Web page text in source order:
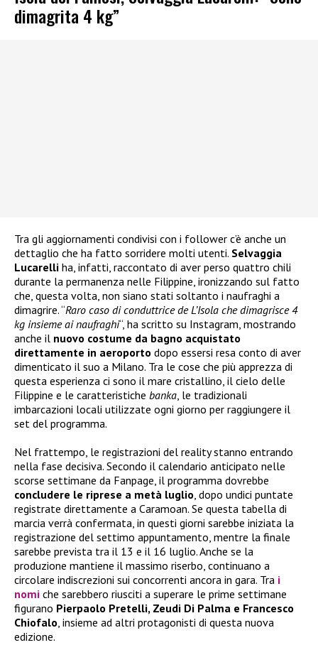
dimagrita 4 kg”
Tra gli aggiornamenti condivisi con i follower c’è anche un
dettaglio che ha fatto sorridere molti utenti. Selvaggia
Lucarelli ha, infatti, raccontato di aver perso quattro chili
durante la permanenza nelle Filippine, ironizzando sul fatto
che, questa volta, non siano stati soltanto i naufraghi a
dimagrire. “Raro caso di conduttrice de L’Isola che dimagrisce 4
kg insieme ai naufraghi“, ha scritto su Instagram, mostrando
anche il nuovo costume da bagno acquistato
direttamente in aeroporto dopo essersi resa conto di aver
dimenticato il suo a Milano. Tra le cose che più apprezza di
questa esperienza ci sono il mare cristallino, il cielo delle
Filippine e le caratteristiche banka, le tradizionali
imbarcazioni locali utilizzate ogni giorno per raggiungere il
set del programma.
Nel frattempo, le registrazioni del reality stanno entrando
nella fase decisiva. Secondo il calendario anticipato nelle
scorse settimane da Fanpage, il programma dovrebbe
concludere le riprese a metà luglio, dopo undici puntate
registrate direttamente a Caramoan. Se questa tabella di
marcia verrà confermata, in questi giorni sarebbe iniziata la
registrazione del settimo appuntamento, mentre la finale
sarebbe prevista tra il 13 e il 16 luglio. Anche se la
produzione mantiene il massimo riserbo, continuano a
circolare indiscrezioni sui concorrenti ancora in gara. Tra i
nomi che sarebbero riusciti a superare le prime settimane
figurano Pierpaolo Pretelli, Zeudi Di Palma e Francesco
Chiofalo, insieme ad altri protagonisti di questa nuova
edizione.